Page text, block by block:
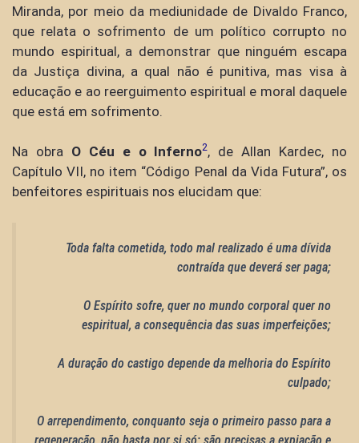
Miranda, por meio da mediunidade de Divaldo Franco,
que relata o sofrimento de um político corrupto no
mundo espiritual, a demonstrar que ninguém escapa
da Justiça divina, a qual não é punitiva, mas visa à
educação e ao reerguimento espiritual e moral daquele
que está em sofrimento.
Na obra O Céu e o Inferno2, de Allan Kardec, no
Capítulo VII, no item “Código Penal da Vida Futura”, os
benfeitores espirituais nos elucidam que:
Toda falta cometida, todo mal realizado é uma dívida
contraída que deverá ser paga;
O Espírito sofre, quer no mundo corporal quer no
espiritual, a consequência das suas imperfeições;
A duração do castigo depende da melhoria do Espírito
culpado;
O arrependimento, conquanto seja o primeiro passo para a
regeneração, não basta por si só; são precisas a expiação e